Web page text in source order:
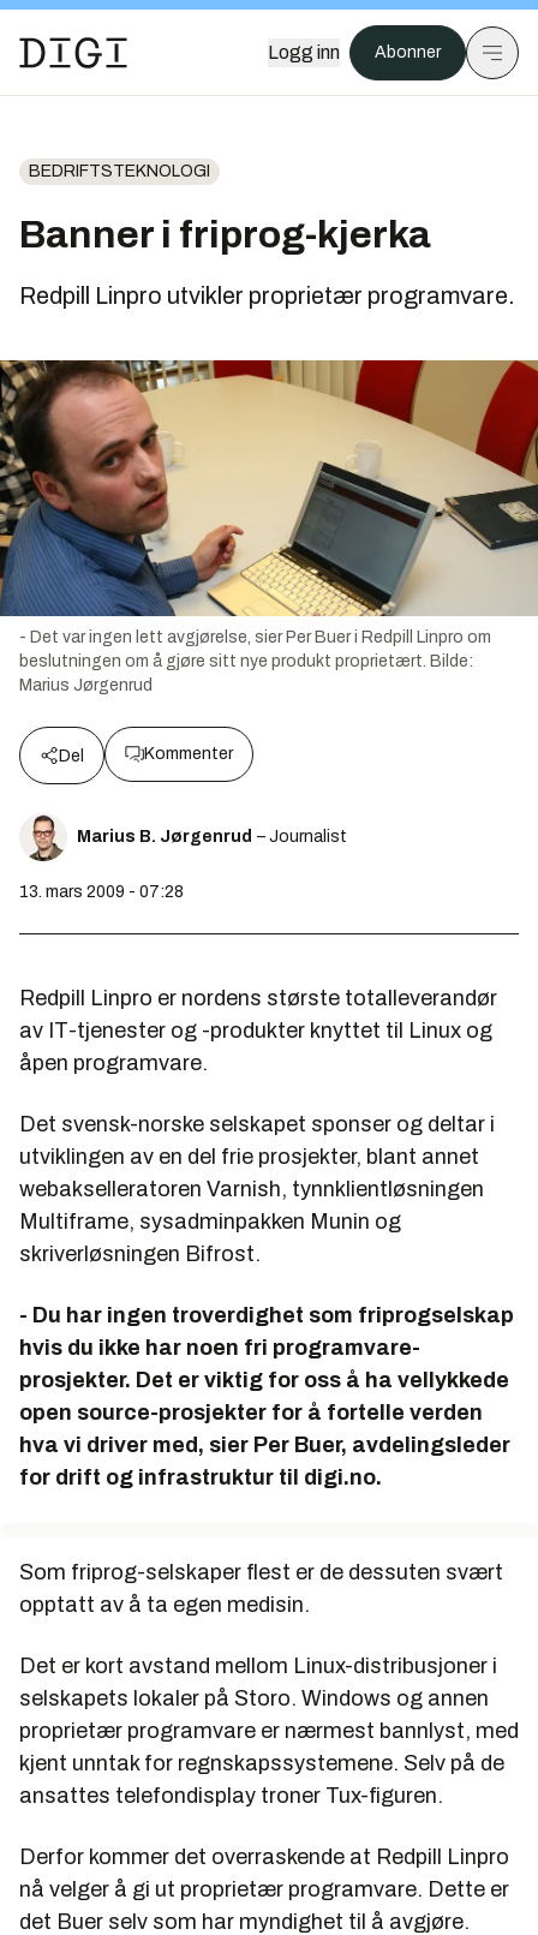
Logg inn Abonner
BEDRIFTSTEKNOLOGI
Banner i friprog-kjerka
Redpill Linpro utvikler proprietær programvare.
- Det var ingen lett avgjørelse, sier Per Buer i Redpill Linpro om
beslutningen om å gjøre sitt nye produkt proprietært. Bilde:
Marius Jørgenrud
Del Kommenter
Marius B. Jørgenrud – Journalist
13. mars 2009 - 07:28
Redpill Linpro er nordens største totalleverandør
av IT-tjenester og -produkter knyttet til Linux og
åpen programvare.
Det svensk-norske selskapet sponser og deltar i
utviklingen av en del frie prosjekter, blant annet
webakselleratoren Varnish, tynnklientløsningen
Multiframe, sysadminpakken Munin og
skriverløsningen Bifrost.
- Du har ingen troverdighet som friprogselskap
hvis du ikke har noen fri programvare-
prosjekter. Det er viktig for oss å ha vellykkede
open source-prosjekter for å fortelle verden
hva vi driver med, sier Per Buer, avdelingsleder
for drift og infrastruktur til digi.no.
Som friprog-selskaper flest er de dessuten svært
opptatt av å ta egen medisin.
Det er kort avstand mellom Linux-distribusjoner i
selskapets lokaler på Storo. Windows og annen
proprietær programvare er nærmest bannlyst, med
kjent unntak for regnskapssystemene. Selv på de
ansattes telefondisplay troner Tux-figuren.
Derfor kommer det overraskende at Redpill Linpro
nå velger å gi ut proprietær programvare. Dette er
det Buer selv som har myndighet til å avgjøre.